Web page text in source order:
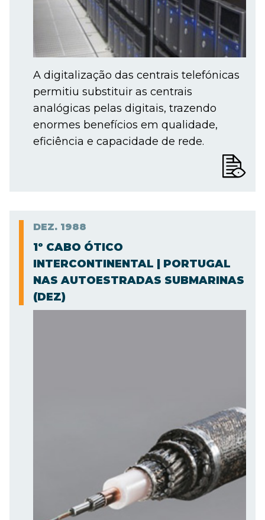
A digitalização das centrais telefónicas
permitiu substituir as centrais
analógicas pelas digitais, trazendo
enormes benefícios em qualidade,
eficiência e capacidade de rede.
DEZ. 1988
1º CABO ÓTICO
INTERCONTINENTAL | PORTUGAL
NAS AUTOESTRADAS SUBMARINAS
(DEZ)